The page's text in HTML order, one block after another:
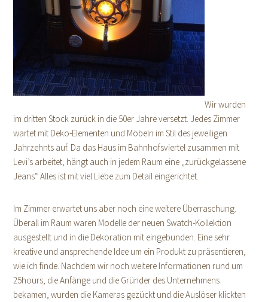
Wir wurden
im dritten Stock zurück in die 50er Jahre versetzt. Jedes Zimmer
wartet mit Deko-Elementen und Möbeln im Stil des jeweiligen
Jahrzehnts auf. Da das Haus im Bahnhofsviertel zusammen mit
Levi’s arbeitet, hängt auch in jedem Raum eine „zurückgelassene
Jeans“ Alles ist mit viel Liebe zum Detail eingerichtet.
Im Zimmer erwartet uns aber noch eine weitere Überraschung.
Überall im Raum waren Modelle der neuen Swatch-Kollektion
ausgestellt und in die Dekoration mit eingebunden. Eine sehr
kreative und ansprechende Idee um ein Produkt zu präsentieren,
wie ich finde. Nachdem wir noch weitere Informationen rund um
25hours, die Anfänge und die Gründer des Unternehmens
bekamen, wurden die Kameras gezückt und die Auslöser klickten